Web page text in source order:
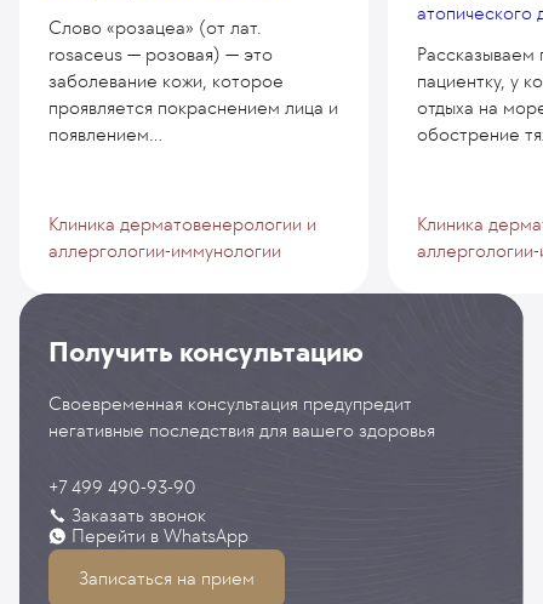
Слово «розацеа» (от лат.
rosaceus — розовая) — это
заболевание кожи, которое
проявляется покраснением лица и
появлением...
Клиника дерматовенерологии и
аллергологии-иммунологии
атопического
пациентку, у
отдыха на
обострение
Клиника
Получить консультацию
Своевременная консультация предупредит
негативные последствия для вашего здоровья
Записаться на прием
+7 499 490-93-90
Перейти в WhatsApp
Заказать звонок